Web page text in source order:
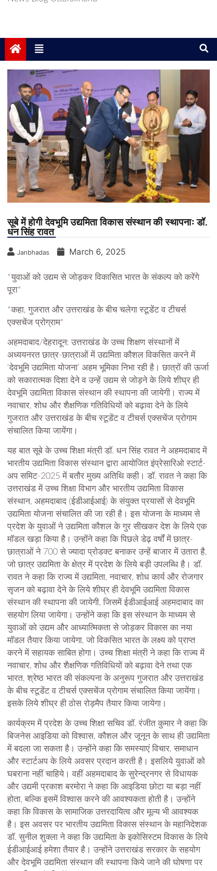
सूबे में होगी देवभूमि उद्यमिता विकास संस्थान की स्थापनाः डॉ.
धन सिंह रावत
Janbhadas March 6, 2025
*युवाओं को उद्यम से जोड़कर विकासित भारत के संकल्प को करेंगे
पूरा*
*कहा, गुजरात और उत्तराखंड के बीच चलेगा स्टूडेंट व टीचर्स
एक्सचेंज प्रोग्राम*
अहमदाबाद/देहरादून: उत्तराखंड के उच्च शिक्षण संस्थानों में
अध्ययनरत छात्र-छात्राओं में उद्यमिता कौशल विकसित करने में
‘देवभूमि उद्यमिता योजना’ अहम भूमिका निभा रही है। छात्रों की ऊर्जा
को सकारात्मक दिशा देने व उन्हें उद्यम से जोड़ने के लिये शीघ्र ही
देवभूमि उद्यमिता विकास संस्थान की स्थापना की जायेगी। राज्य में
नवाचार, शोध और शैक्षणिक गतिविधियों को बढ़ावा देने के लिये
गुजरात और उत्तराखंड के बीच स्टूडेंट व टीचर्स एक्सचेंज प्रोगाम
संचालित किया जायेंगा।
यह बात सूबे के उच्च शिक्षा मंत्री डॉ. धन सिंह रावत ने अहमदाबाद में
भारतीय उद्यमिता विकास संस्थान द्वारा आयोजित इंप्रेसारिओ स्टार्ट-
अप समिट-2025 में बतौर मुख्य अतिथि कही। डॉ. रावत ने कहा कि
उत्तराखंड में उच्च शिक्षा विभाग और भारतीय उद्यमिता विकास
संस्थान, अहमदाबाद (ईडीआईआई) के संयुक्त प्रयासों से देवभूमि
उद्यमिता योजना संचालित की जा रही है। इस योजना के माध्यम से
प्रदेश के युवाओं ने उद्यमिता कौशल के गुर सीखकर देश के लिये एक
मॉडल खड़ा किया है। उन्होंने कहा कि पिछले डेढ़ वर्षों में छात्र-
छात्राओं ने 700 से ज्यादा प्रोडक्ट बनाकर उन्हें बाजार में उतारा है,
जो छात्र उद्यमिता के क्षेत्र में प्रदेश के लिये बड़ी उपलब्धि है। डॉ.
रावत ने कहा कि राज्य में उद्यमिता, नवाचार, शोध कार्य और रोजगार
सृजन को बढ़ावा देने के लिये शीघ्र ही देवभूमि उद्यमिता विकास
संस्थान की स्थापना की जायेगी, जिसमें ईडीआईआई अहमदाबाद का
सहयोग लिया जायेगा। उन्होंने कहा कि इस संस्थान के माध्यम से
युवाओं को उद्यम और आध्यात्मिकता से जोड़कर विकास का नया
मॉडल तैयार किया जायेगा, जो विकसित भारत के लक्ष्य को प्राप्त
करने में सहायक साबित होगा। उच्च शिक्षा मंत्री ने कहा कि राज्य में
नवाचार, शोध और शैक्षणिक गतिविधियों को बढ़ावा देने तथा एक
भारत, श्रेष्ठ भारत की संकल्पना के अनुरूप गुजरात और उत्तराखंड
के बीच स्टूडेंट व टीचर्स एक्सचेंज प्रोगाम संचालित किया जायेंगा।
इसके लिये शीघ्र ही ठोस रोड़मैप तैयार किया जायेगा।
कार्यक्रम में प्रदेश के उच्च शिक्षा सचिव डॉ. रंजीत कुमार ने कहा कि
बिजनेस आइडिया को विश्वास, कौशल और जूनून के साथ ही उद्यमिता
में बदला जा सकता है। उन्होंने कहा कि समस्याएं विचार, समाधान
और स्टार्टअप के लिये अवसर प्रदान करती है। इसलिये युवाओं को
घबराना नहीं चाहिये। वहीं अहमदाबाद के सुरेन्द्रनगर से विधायक
और उद्यमी प्रकाश बरमोरा ने कहा कि आइडिया छोटा या बड़ा नहीं
होता, बल्कि इसमें विश्वास करने की आवश्यकता होती है। उन्होंने
कहा कि विकास के सामाजिक उत्तरदायित्व और मूल्य भी आवश्यक
है। इस अवसर पर भारतीय उद्यमिता विकास संस्थान के महानिदेशक
डॉ. सुनील शुक्ला ने कहा कि उद्यमिता के इकोसिस्टम विकास के लिये
ईडीआईआई हमेशा तैयार है। उन्होंने उत्तराखंड सरकार के सहयोग
और देवभूमि उद्यमिता संस्थान की स्थापना किये जाने की घोषणा पर